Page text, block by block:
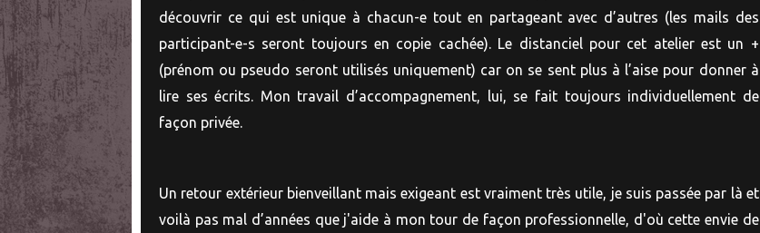
découvrir ce qui est unique à chacun-e tout en partageant avec d’autres (les mails des
participant-e-s seront toujours en copie cachée). Le distanciel pour cet atelier est un +
(prénom ou pseudo seront utilisés uniquement) car on se sent plus à l’aise pour donner à
lire ses écrits. Mon travail d’accompagnement, lui, se fait toujours individuellement de
façon privée.
Un retour extérieur bienveillant mais exigeant est vraiment très utile, je suis passée par là et
voilà pas mal d’années que j'aide à mon tour de façon professionnelle, d'où cette envie de